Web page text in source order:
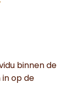
binnen de
in op de